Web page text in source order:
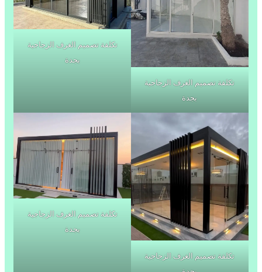
تكلفة تصميم الغرف الزجاجية
بجدة
تكلفة تصميم الغرف الزجاجية
بجدة
تكلفة تصميم الغرف الزجاجية
تكلفة تصميم الغرف الزجاجية
بجدة